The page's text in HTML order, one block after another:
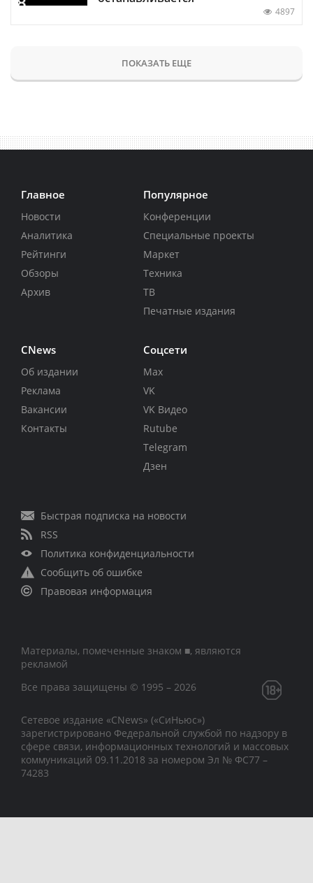
4897
ПОКАЗАТЬ ЕЩЕ
Главное
Новости
Аналитика
Рейтинги
Обзоры
Архив
Популярное
Конференции
Специальные проекты
Маркет
Техника
ТВ
Печатные издания
CNews
Об издании
Реклама
Вакансии
Контакты
Соцсети
Max
VK
VK Видео
Rutube
Telegram
Дзен
Быстрая подписка на новости
RSS
Политика конфиденциальности
Сообщить об ошибке
Правовая информация
Материалы, помеченные знаком ■, являются
рекламой
Все права защищены © 1995 – 2026
Сетевое издание «CNews» («СиНьюс»)
зарегистрировано Федеральной службой по надзору в
сфере связи, информационных технологий и массовых
коммуникаций 09.11.2018 за номером Эл № ФС77 –
74283